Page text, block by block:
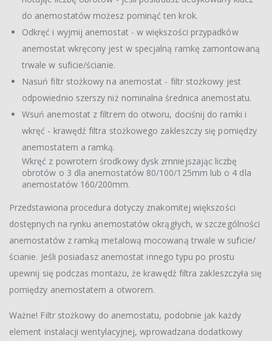
do anemostatów możesz pominąć ten krok.
Odkręć i wyjmij anemostat - w większości przypadków
anemostat wkręcony jest w specjalną ramkę zamontowaną
trwale w suficie/ścianie.
Nasuń filtr stożkowy na anemostat - filtr stożkowy jest
odpowiednio szerszy niż nominalna średnica anemostatu.
Wsuń anemostat z filtrem do otworu, dociśnij do ramki i
wkręć - krawędź filtra stożkowego zakleszczy się pomiędzy
anemostatem a ramką.
Wkręć z powrotem środkowy dysk zmniejszając liczbę
obrotów o 3 dla anemostatów 80/100/125mm lub o 4 dla
anemostatów 160/200mm.
Przedstawiona procedura dotyczy znakomitej większości
dostępnych na rynku anemostatów okrągłych, w szczególności
anemostatów z ramką metalową mocowaną trwale w suficie/
ścianie. Jeśli posiadasz anemostat innego typu po prostu
upewnij się podczas montażu, że krawędź filtra zakleszczyła się
pomiędzy anemostatem a otworem.
Ważne! Filtr stożkowy do anemostatu, podobnie jak każdy
element instalacji wentylacyjnej, wprowadzana dodatkowy